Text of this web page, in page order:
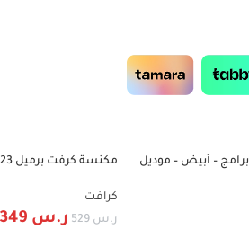
غسالة صحون كرافت 13 مكان – 8 برامج – أبيض – موديل
-34%
كرافت
ر.س 529 ر.س 349